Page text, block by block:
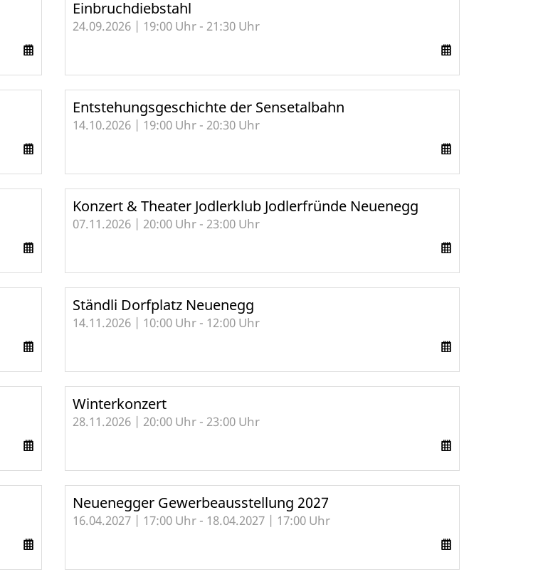
Einbruchdiebstahl
24.09.2026 | 19:00 Uhr - 21:30 Uhr
Entstehungsgeschichte der Sensetalbahn
14.10.2026 | 19:00 Uhr - 20:30 Uhr
Konzert & Theater Jodlerklub Jodlerfründe Neuenegg
07.11.2026 | 20:00 Uhr - 23:00 Uhr
Ständli Dorfplatz Neuenegg
14.11.2026 | 10:00 Uhr - 12:00 Uhr
Winterkonzert
28.11.2026 | 20:00 Uhr - 23:00 Uhr
Neuenegger Gewerbeausstellung 2027
16.04.2027 | 17:00 Uhr - 18.04.2027 | 17:00 Uhr